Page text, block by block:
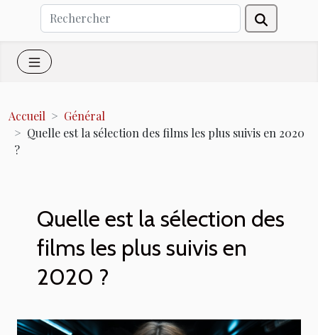
Accueil
Général
Quelle est la sélection des films les plus suivis en 2020
?
Quelle est la sélection des
films les plus suivis en
2020 ?